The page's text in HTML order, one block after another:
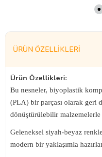
ÜRÜN ÖZELLIKLERI
Ürün Özellikleri:
Bu nesneler, biyoplastik
(PLA) bir parçası olarak geri
dönüştürülebilir malzemelerle
Geleneksel siyah-beyaz
modern bir yaklaşımla